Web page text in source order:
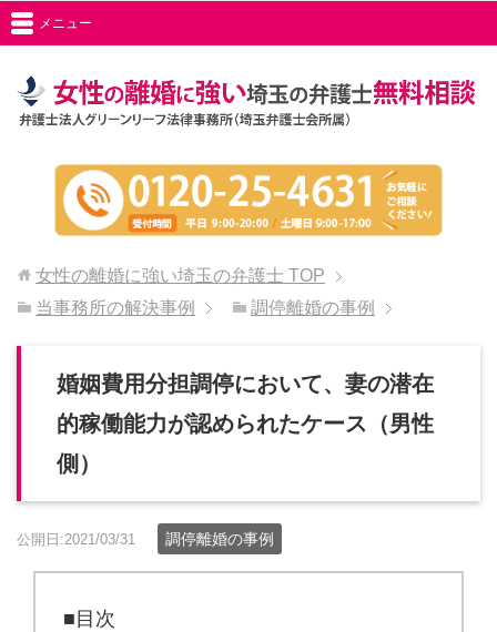
メニュー
女性の離婚に強い埼玉の弁護士 TOP
当事務所の解決事例
調停離婚の事例
婚姻費用分担調停において、妻の潜在
的稼働能力が認められたケース（男性
側）
公開日:2021/03/31 調停離婚の事例
■目次